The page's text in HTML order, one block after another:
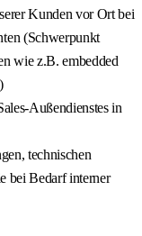
Kunden vor Ort bei
(Schwerpunkt
wie z.B. embedded
Außendienstes in
technischen
bei Bedarf interner